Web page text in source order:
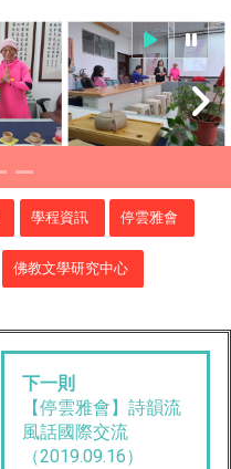
學程資訊 停雲雅會
佛教文學研究中心
下一則
【停雲雅會】詩韻流
風話國際交流
（2019.09.16）